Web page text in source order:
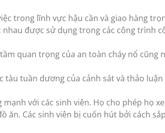
trong lĩnh vực hậu cần và giao hàng
được sử dụng trong các công trình
quan trọng của an toàn cháy nổ
tàu tuần dương của cảnh sát và thảo
với các sinh viên. Họ cho phép họ
Các sinh viên bị cuốn hút bởi cách